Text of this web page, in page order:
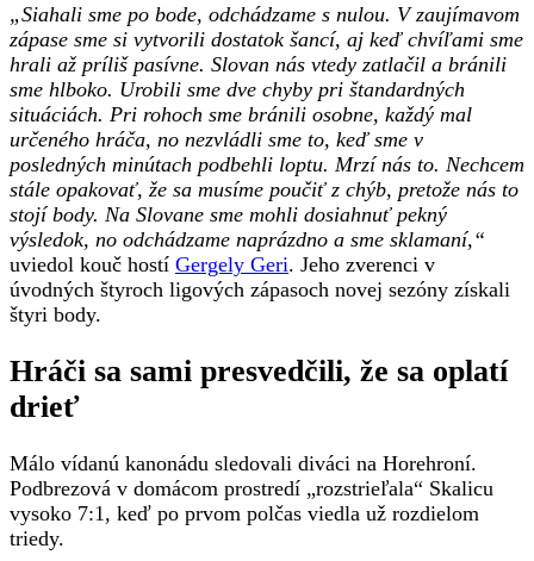
„Siahali sme po bode, odchádzame s nulou. V zaujímavom
zápase sme si vytvorili dostatok šancí, aj keď chvíľami sme
hrali až príliš pasívne. Slovan nás vtedy zatlačil a bránili
sme hlboko. Urobili sme dve chyby pri štandardných
situáciách. Pri rohoch sme bránili osobne, každý mal
určeného hráča, no nezvládli sme to, keď sme v
posledných minútach podbehli loptu. Mrzí nás to. Nechcem
stále opakovať, že sa musíme poučiť z chýb, pretože nás to
stojí body. Na Slovane sme mohli dosiahnuť pekný
výsledok, no odchádzame naprázdno a sme sklamaní,“
uviedol kouč hostí Gergely Geri. Jeho zverenci v
úvodných štyroch ligových zápasoch novej sezóny získali
štyri body.
Hráči sa sami presvedčili, že sa oplatí
drieť
Málo vídanú kanonádu sledovali diváci na Horehroní.
Podbrezová v domácom prostredí „rozstrieľala“ Skalicu
vysoko 7:1, keď po prvom polčas viedla už rozdielom
triedy.